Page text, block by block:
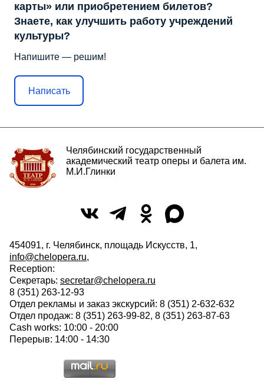
карты» или приобретением билетов?
Знаете, как улучшить работу учреждений
культуры?
Напишите — решим!
Написать
Челябинский государственный
академический театр оперы и балета им.
М.И.Глинки
454091, г. Челябинск, площадь Искусств, 1,
info@chelopera.ru,
Reception:
Секретарь: secretar@chelopera.ru
8 (351) 263-12-93
Отдел рекламы и заказ экскурсий: 8 (351) 2-632-632
Отдел продаж: 8 (351) 263-99-82, 8 (351) 263-87-63
Cash works: 10:00 - 20:00
Перерыв: 14:00 - 14:30